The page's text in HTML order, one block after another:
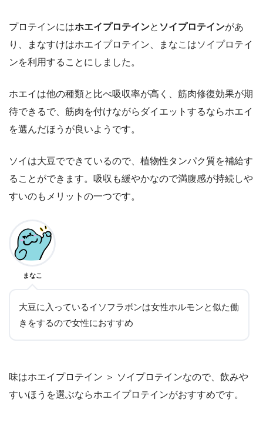
プロテインにはホエイプロテインと ソイプロテインがあ
り、まなすけはホエイプロテイン、まなこはソイプロテイ
ンを利用することにしました。
ホエイは他の種類と比べ吸収率が高く、筋肉修復効果が期
待できるで、筋肉を付けながらダイエットするならホエイ
を選んだほうが良いようです。
ソイは大豆でできているので、植物性タンパク質を補給す
ることができます。吸収も緩やかなので満腹感が持続しや
すいのもメリットの一つです。
まなこ
大豆に入っているイソフラボンは女性ホルモンと似た働
きをするので女性におすすめ
味はホエイプロテイン ＞ ソイプロテインなので、飲みや
すいほうを選ぶならホエイプロテインがおすすめです。